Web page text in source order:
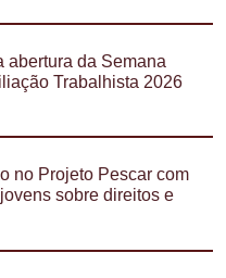
abertura da Semana
Trabalhista 2026
no Projeto Pescar com
sobre direitos e